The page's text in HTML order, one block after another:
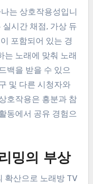
는 상호작용성입니
시간 채점, 가상 듀
포함되어 있는 경
는 노래에 맞춰 노래
백을 받을 수 있으
및 다른 시청자와
호작용은 흥분과 참
동에서 공유 경험으
밍의 부상
확산으로 노래방 TV